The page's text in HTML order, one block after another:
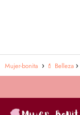
Mujer-bonita 💄 Belleza